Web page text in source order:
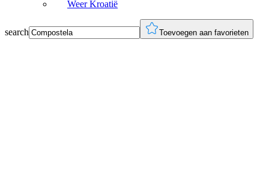
Weer Kroatië
search Toevoegen aan favorieten